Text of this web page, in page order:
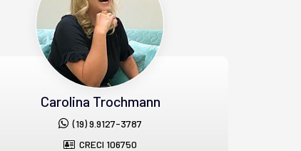
Carolina Trochmann
(19) 9.9127-3787
CRECI 106750